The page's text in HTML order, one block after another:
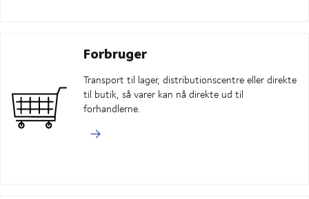
Forbruger
Transport til lager, distributionscentre eller direkte
til butik, så varer kan nå direkte ud til
forhandlerne.